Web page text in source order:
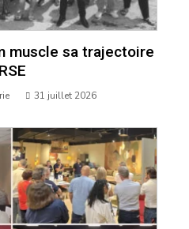
muscle sa trajectoire
RSE
31 juillet 2026